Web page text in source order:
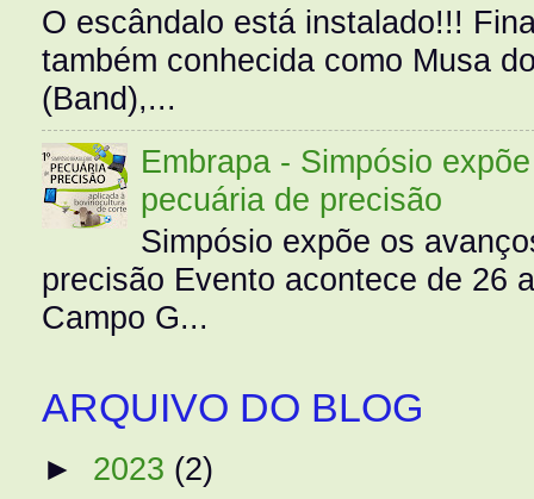
O escândalo está instalado!!!
também conhecida como Musa
(Band),...
Embrapa - Simpósio
pecuária de precisão
Simpósio expõe os
precisão Evento acontece de 26
Campo G...
ARQUIVO DO BLOG
► 2023 (2)